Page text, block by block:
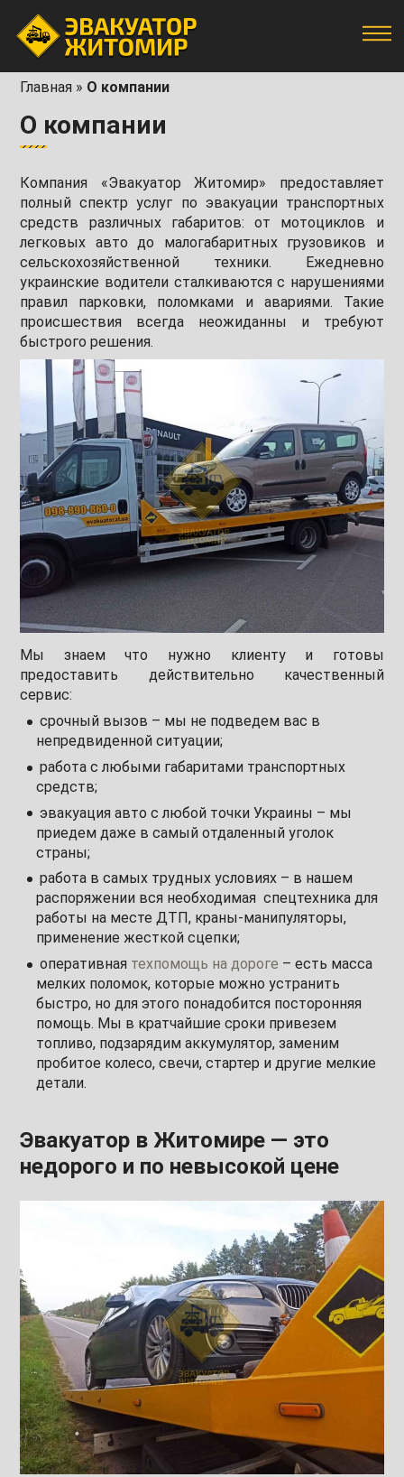
Главная » О компании
О компании
Компания «Эвакуатор Житомир» предоставляет
полный спектр услуг по эвакуации транспортных
средств различных габаритов: от мотоциклов и
легковых авто до малогабаритных грузовиков и
сельскохозяйственной техники. Ежедневно
украинские водители сталкиваются с нарушениями
правил парковки, поломками и авариями. Такие
происшествия всегда неожиданны и требуют
быстрого решения.
Мы знаем что нужно клиенту и готовы
предоставить действительно качественный
сервис:
срочный вызов – мы не подведем вас в
непредвиденной ситуации;
работа с любыми габаритами транспортных
средств;
эвакуация авто с любой точки Украины – мы
приедем даже в самый отдаленный уголок
страны;
работа в самых трудных условиях – в нашем
распоряжении вся необходимая спецтехника для
работы на месте ДТП, краны-манипуляторы,
применение жесткой сцепки;
оперативная техпомощь на дороге – есть масса
мелких поломок, которые можно устранить
быстро, но для этого понадобится посторонняя
помощь. Мы в кратчайшие сроки привезем
топливо, подзарядим аккумулятор, заменим
пробитое колесо, свечи, стартер и другие мелкие
детали.
Эвакуатор в Житомире — это
недорого и по невысокой цене